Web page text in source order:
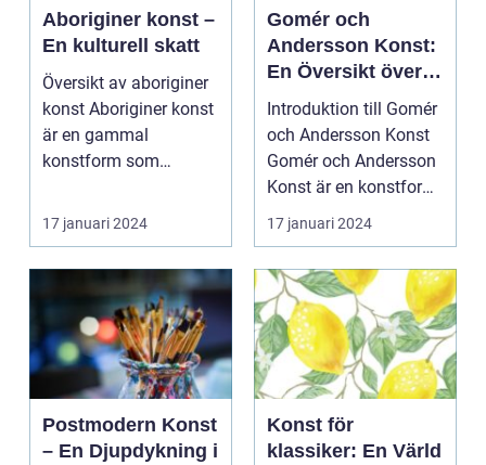
Aboriginer konst –
En kulturell skatt
Översikt av aboriginer
konst Aboriginer konst
är en gammal
konstform som
indige...
17 januari 2024
Gomér och
Andersson Konst:
En Översikt över
Konstformen
Introduktion till Gomér
och Andersson Konst
Gomér och Andersson
Konst är en konstform
som skapats a...
17 januari 2024
Postmodern Konst
– En Djupdykning i
Konst för
klassiker: En Värld